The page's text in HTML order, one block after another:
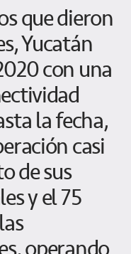
que dieron
Yucatán
con una
la fecha,
casi
de sus
y el 75